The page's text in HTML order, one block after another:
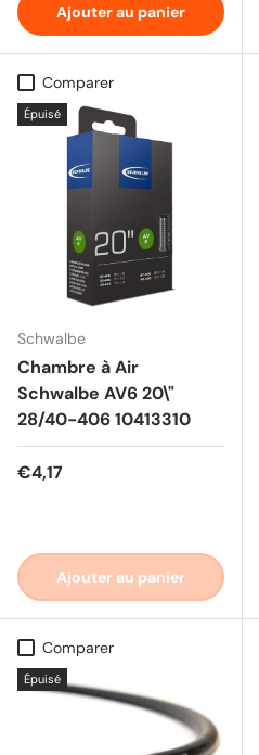
Ajouter au panier
Comparer
Épuisé
Schwalbe
Chambre à Air
Schwalbe AV6 20\"
28/40-406 10413310
Prix habituel
€4,17
Ajouter au panier
Comparer
Épuisé